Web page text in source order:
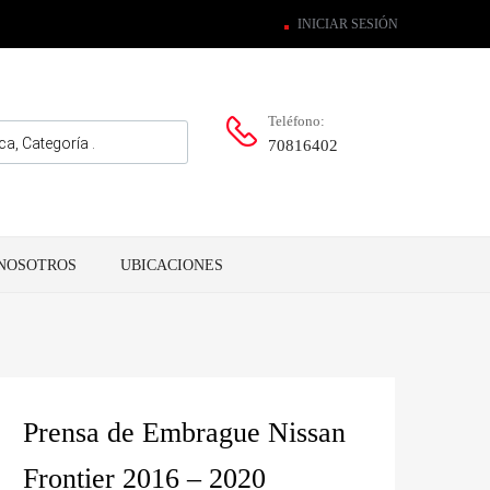
INICIAR SESIÓN
Teléfono:
70816402
UBICACIONES
Prensa de Embrague Nissan
Frontier 2016 – 2020